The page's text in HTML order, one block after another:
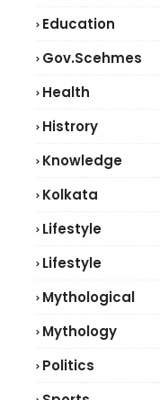
Education
Gov.scehmes
Health
Histrory
Knowledge
Kolkata
Lifestyle
Lifestyle
Mythological
Mythology
Politics